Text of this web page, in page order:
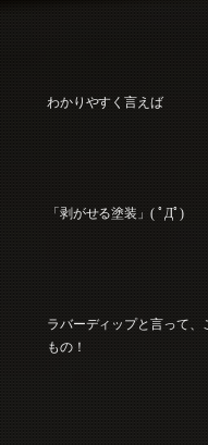
わかりやすく言えば
「剥がせる塗装」( ﾟДﾟ)
ラバーディップと言って
もの！